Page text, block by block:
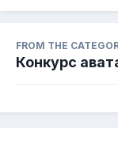
FROM THE
Конкурс